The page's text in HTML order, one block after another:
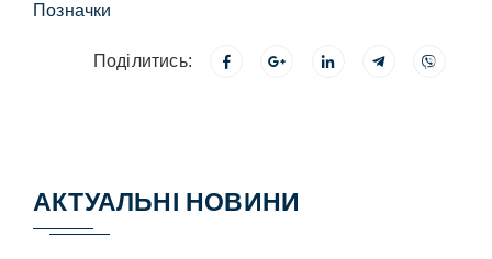
Позначки
Поділитись:
АКТУАЛЬНІ НОВИНИ